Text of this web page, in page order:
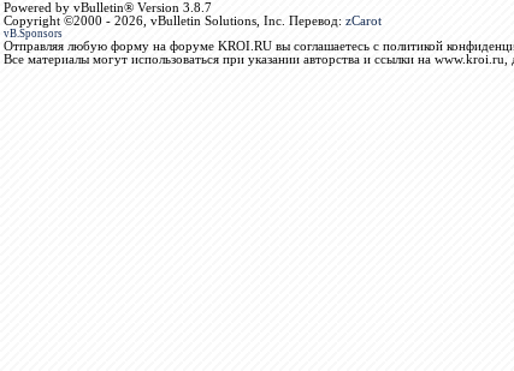
Powered by vBulletin® Version 3.8.7
Copyright ©2000 - 2026, vBulletin Solutions, Inc. Перевод: zCarot
vB.Sponsors
Отправляя любую форму на форуме KROI.RU вы соглашаетесь с политикой
Все материалы могут использоваться при указании авторства и ссылки на www.kroi.ru,